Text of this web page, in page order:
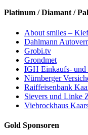
Platinum / Diamant /
About smiles –
Dahlmann
Grobi.tv
Grondmet
IGH Einkaufs- und
Nürnberger
Raiffeisenbank
Sievers und Linke
Viebrockhaus
Gold Sponsoren